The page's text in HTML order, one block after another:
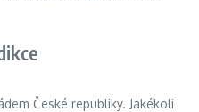
České republiky. Jakékoli